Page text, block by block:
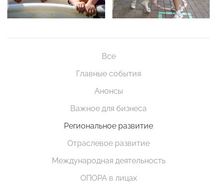
Все
Главные события
Анонсы
Важное для бизнеса
Региональное развитие
Отраслевое развитие
Международная деятельность
ОПОРА в лицах